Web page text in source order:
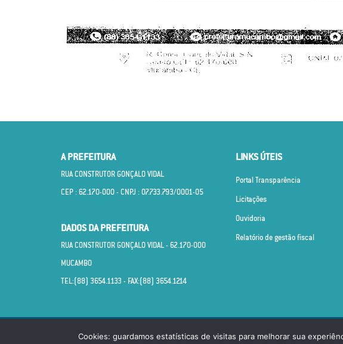
A PREFEITURA
RUA CONSTRUTOR GONÇALO VIDAL
CEP : 62.170­-000 - CNPJ : 07.733.793/0001­-05
DADOS DA PREFEITURA
RUA CONSTRUTOR GONÇALO VIDAL - 62.170­-000
MUCAMBO
TEL:(88) 3654.1133 - FAX:(88) 3654.1214
LINKS ÚTEIS
Portal Transparência
Licitações
Ouvidoria
Relatório de gestão fiscal
© PREFEITURA MUNICIPAL DE MUCAMBO CEARÁ. TODOS OS DIREITOS
Cookies: guardamos estatísticas de visitas para melhorar sua